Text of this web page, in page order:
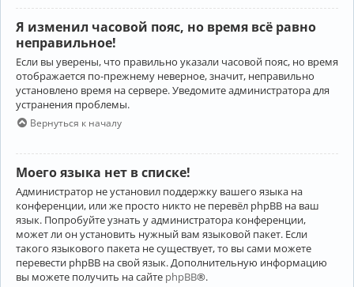
Я изменил часовой пояс, но время всё равно
неправильное!
Если вы уверены, что правильно указали часовой пояс, но время
отображается по-прежнему неверное, значит, неправильно
установлено время на сервере. Уведомите администратора для
устранения проблемы.
Вернуться к началу
Моего языка нет в списке!
Администратор не установил поддержку вашего языка на
конференции, или же просто никто не перевёл phpBB на ваш
язык. Попробуйте узнать у администратора конференции,
может ли он установить нужный вам языковой пакет. Если
такого языкового пакета не существует, то вы сами можете
перевести phpBB на свой язык. Дополнительную информацию
вы можете получить на сайте phpBB®.